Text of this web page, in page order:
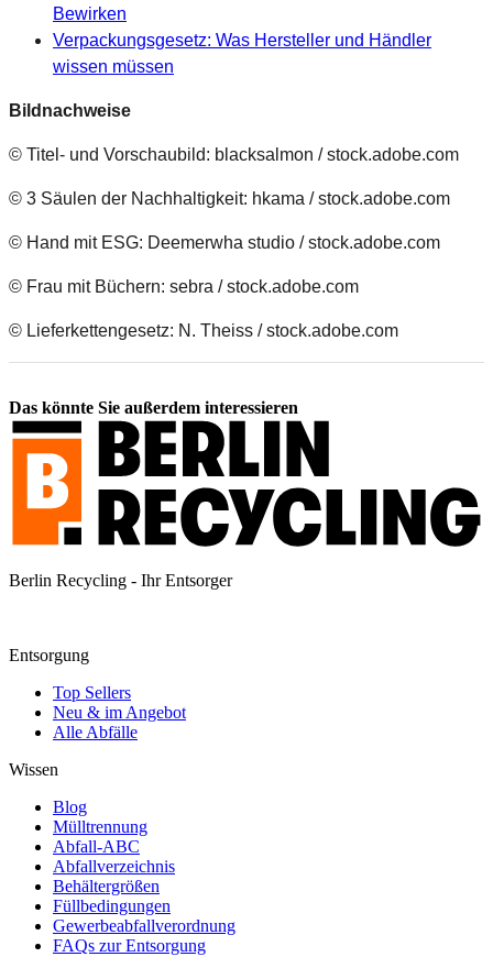
Bewirken
Verpackungsgesetz: Was Hersteller und Händler
wissen müssen
Bildnachweise
© Titel- und Vorschaubild: blacksalmon / stock.adobe.com
© 3 Säulen der Nachhaltigkeit: hkama / stock.adobe.com
© Hand mit ESG: Deemerwha studio / stock.adobe.com
© Frau mit Büchern: sebra / stock.adobe.com
© Lieferkettengesetz: N. Theiss / stock.adobe.com
Das könnte Sie außerdem interessieren
Berlin Recycling - Ihr Entsorger
Entsorgung
Top Sellers
Neu & im Angebot
Alle Abfälle
Wissen
Blog
Mülltrennung
Abfall-ABC
Abfallverzeichnis
Behältergrößen
Füllbedingungen
Gewerbeabfallverordnung
FAQs zur Entsorgung